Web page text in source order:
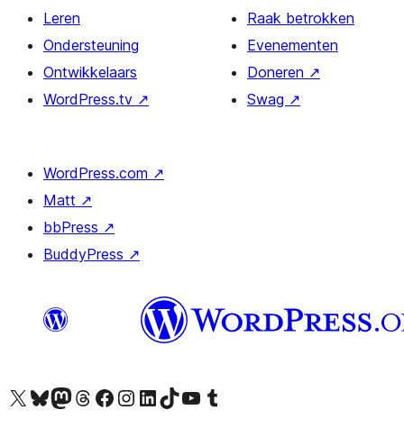
Leren
Ondersteuning
Ontwikkelaars
WordPress.tv ↗
Raak betrokken
Evenementen
Doneren ↗
Swag ↗
WordPress.com ↗
Matt ↗
bbPress ↗
BuddyPress ↗
Bezoek ons X (voorheen Twitter) account
Bezoek ons Bluesky account
Bezoek ons Mastodon account
Bezoek ons Threads account
Onze Facebook pagina bezoeken
Bezoek ons Instagram account
Bezoek ons LinkedIn account
Bezoek ons TikTok account
Bezoek ons YouTube kanaalBezoek ons Tumblr account